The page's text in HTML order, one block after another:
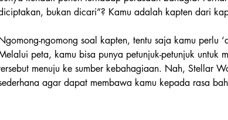
bukan dicari”? Kamu adalah kapten dari
ngomong soal kapten, tentu saja kamu perlu
peta, kamu bisa punya petunjuk-petunjuk untuk
menuju ke sumber kebahagiaan. Nah, Stellar
agar dapat membawa kamu kepada rasa